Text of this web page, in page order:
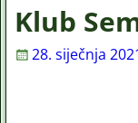
Klub
28. siječnja